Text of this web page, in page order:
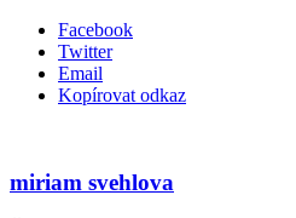
Facebook
Twitter
Email
Kopírovat odkaz
miriam svehlova